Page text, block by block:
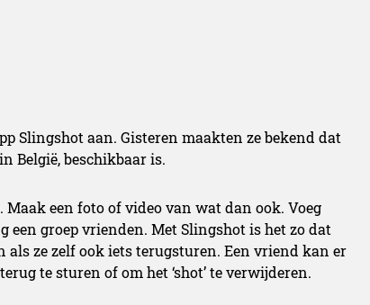
Slingshot aan. Gisteren maakten ze bekend dat
België, beschikbaar is.
een foto of video van wat dan ook. Voeg
een groep vrienden. Met Slingshot is het zo dat
ze zelf ook iets terugsturen. Een vriend kan er
te sturen of om het ‘shot’ te verwijderen.